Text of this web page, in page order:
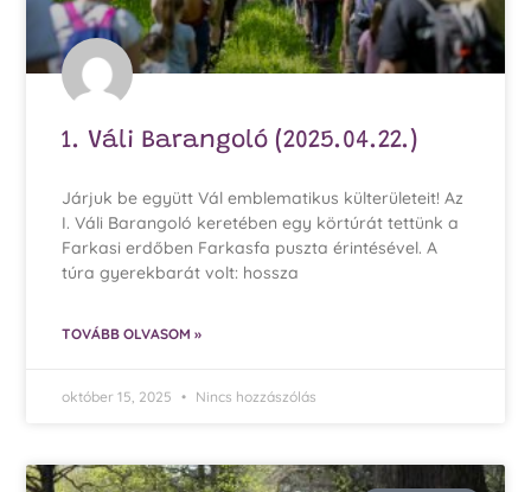
1. Váli Barangoló (2025.04.22.)
Járjuk be együtt Vál emblematikus külterületeit! Az
I. Váli Barangoló keretében egy körtúrát tettünk a
Farkasi erdőben Farkasfa puszta érintésével. A
túra gyerekbarát volt: hossza
TOVÁBB OLVASOM »
október 15, 2025 Nincs hozzászólás